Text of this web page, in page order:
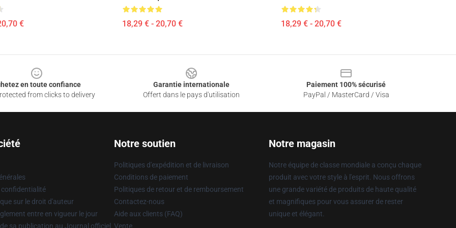
€ 18,29 € - 20,70 € 18,29 € - 20,70 €
en toute confiance
from clicks to delivery
Garantie internationale
Offert dans le pays d'utilisation
Paiement 100% sécurisé
PayPal / MasterCard / Visa
confidentialité
sur le droit d'auteur
entre en vigueur le jour
sa publication au Journal officiel
Notre soutien
Politiques d'expédition et de livraison
Conditions de paiement
Politiques de retour et de remboursement
Contactez-nous
Aide aux clients (FAQ)
Vente
Notre magasin
Notre équipe de classe mondiale a conçu chaque
produit avec votre style à l'esprit. Nous offrons
une grande variété de produits de haute qualité
et magnifiques pour vous assurer de rester
unique et élégant.